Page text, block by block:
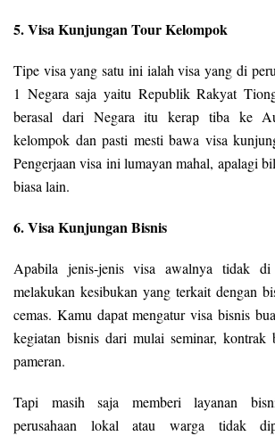
5. Visa Kunjungan Tour Kelompok
Tipe visa yang satu ini ialah visa yang di
1 Negara saja yaitu Republik Rakyat
berasal dari Negara itu kerap tiba ke
kelompok dan pasti mesti bawa visa
Pengerjaan visa ini lumayan mahal, apalagi
biasa lain.
6. Visa Kunjungan Bisnis
Apabila jenis-jenis visa awalnya tidak di
melakukan kesibukan yang terkait dengan
cemas. Kamu dapat mengatur visa bisnis
kegiatan bisnis dari mulai seminar, kontrak
pameran.
Tapi masih saja memberi layanan
perusahaan lokal atau warga tidak